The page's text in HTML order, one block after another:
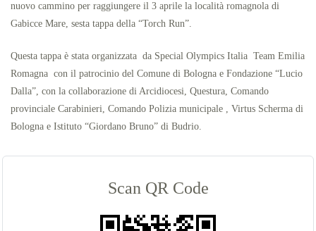
nuovo cammino per raggiungere il 3 aprile la località romagnola di
Gabicce Mare, sesta tappa della “Torch Run”.
Questa tappa è stata organizzata da Special Olympics Italia Team Emilia
Romagna con il patrocinio del Comune di Bologna e Fondazione “Lucio
Dalla”, con la collaborazione di Arcidiocesi, Questura, Comando
provinciale Carabinieri, Comando Polizia municipale , Virtus Scherma di
Bologna e Istituto “Giordano Bruno” di Budrio.
Scan QR Code